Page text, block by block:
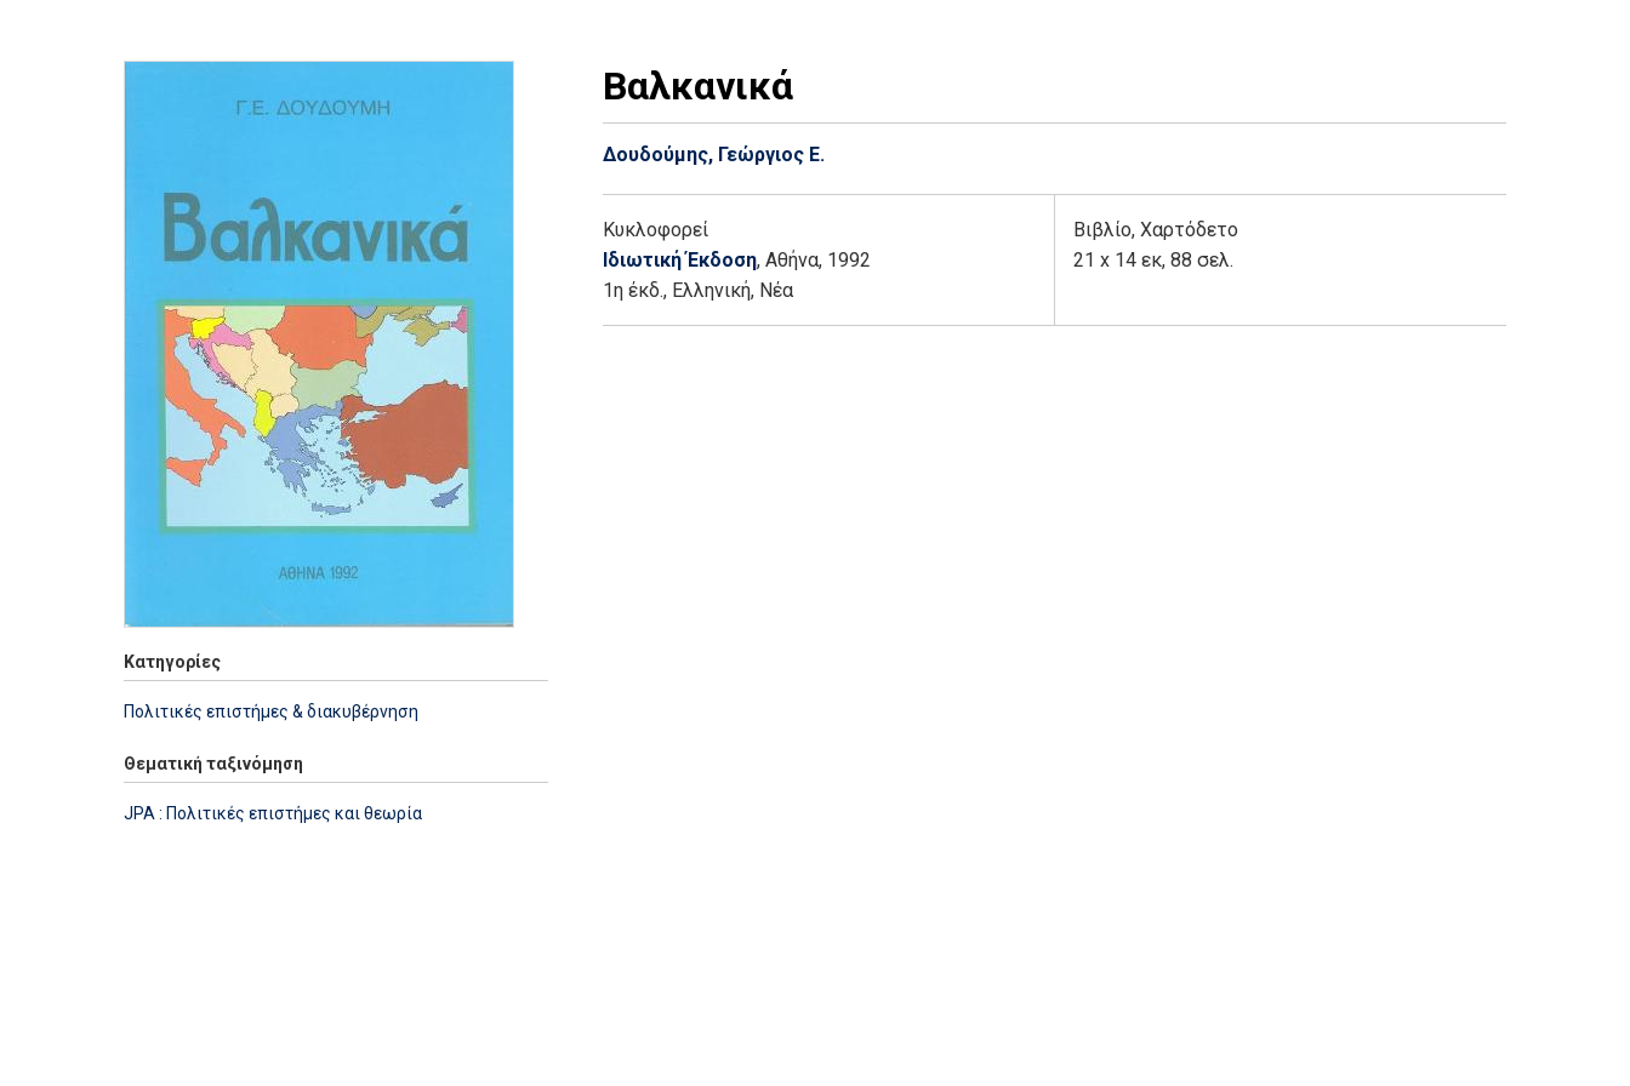
Κατηγορίες
Πολιτικές επιστήμες & διακυβέρνηση
Θεματική ταξινόμηση
JPA : Πολιτικές επιστήμες και θεωρία
Βαλκανικά
Δουδούμης, Γεώργιος Ε.
Κυκλοφορεί
Ιδιωτική Έκδοση, Αθήνα, 1992
1η έκδ., Ελληνική, Νέα
Βιβλίο, Χαρτόδετο
21 x 14 εκ, 88 σελ.